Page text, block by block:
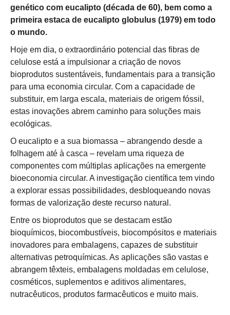
genético com eucalipto (década de 60), bem como a
primeira estaca de eucalipto globulus (1979) em todo
o mundo.
Hoje em dia, o extraordinário potencial das fibras de
celulose está a impulsionar a criação de novos
bioprodutos sustentáveis, fundamentais para a transição
para uma economia circular. Com a capacidade de
substituir, em larga escala, materiais de origem fóssil,
estas inovações abrem caminho para soluções mais
ecológicas.
O eucalipto e a sua biomassa – abrangendo desde a
folhagem até à casca – revelam uma riqueza de
componentes com múltiplas aplicações na emergente
bioeconomia circular. A investigação científica tem vindo
a explorar essas possibilidades, desbloqueando novas
formas de valorização deste recurso natural.
Entre os bioprodutos que se destacam estão
bioquímicos, biocombustíveis, biocompósitos e materiais
inovadores para embalagens, capazes de substituir
alternativas petroquímicas. As aplicações são vastas e
abrangem têxteis, embalagens moldadas em celulose,
cosméticos, suplementos e aditivos alimentares,
nutracêuticos, produtos farmacêuticos e muito mais.